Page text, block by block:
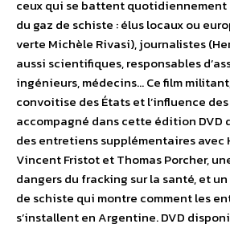
ceux qui se battent
du gaz de schiste : élus locaux ou
verte Michèle Rivasi), journalistes
aussi scientifiques, responsables
ingénieurs, médecins… Ce film
convoitise des États et l’influence
accompagné dans cette édition DVD
des entretiens supplémentaires avec
Vincent Fristot et Thomas Porcher,
dangers du fracking sur la santé, et
de schiste qui montre comment les
s’installent en Argentine. DVD